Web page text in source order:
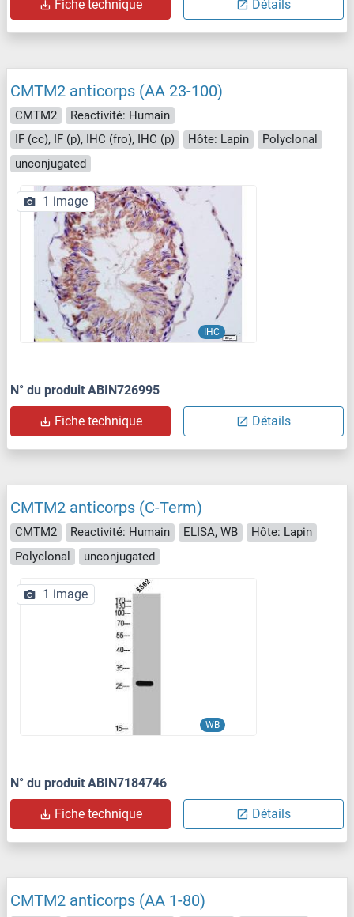
Fiche technique Détails
CMTM2 anticorps (AA 23-100)
CMTM2
Reactivité: Humain
IF (cc), IF (p), IHC (fro), IHC (p)
Hôte: Lapin
Polyclonal
unconjugated
IHC
1 image
N° du produit ABIN726995
Fiche technique Détails
CMTM2 anticorps (C-Term)
CMTM2 Reactivité: Humain ELISA, WB
Hôte: Lapin
Polyclonal
unconjugated
WB
1 image
N° du produit ABIN7184746
Fiche technique Détails
CMTM2 anticorps (AA 1-80)